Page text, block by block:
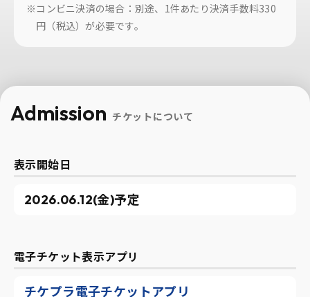
※コンビニ決済の場合：別途、1件あたり決済手数料330
円（税込）が必要です。
Admission チケットについて
表示開始日
2026.06.12(金)予定
電子チケット表示アプリ
チケプラ電子チケットアプリ